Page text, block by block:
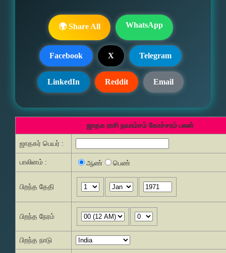
🌍 Share All WhatsApp
Facebook X Telegram
LinkedIn Reddit Email
ஜாதக ராசி நவாம்சம் கோச்சரம் பலன்
ஜாதகர் பெயர் :
பாலினம் : ஆண் பெண்
பிறந்த தேதி
பிறந்த நேரம்
பிறந்த நாடு